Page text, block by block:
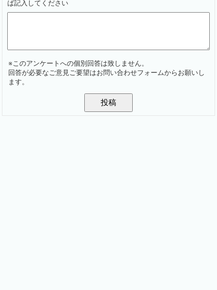
ば記入してください
※このアンケートへの個別回答は致しません。
回答が必要なご意見ご要望はお問い合わせフォームからお願いし
ます。